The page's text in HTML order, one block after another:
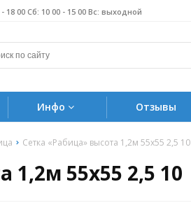
18 00 Сб: 10 00 - 15 00 Вс: выходной
Инфо Отзывы
Сетка «Рабица» высота 1,2м 55х55 2,5 10
1,2м 55х55 2,5 10